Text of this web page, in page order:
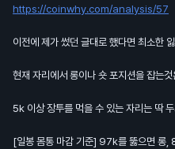
https://coinwhy.com/analysis/57
이전에 제가 썼던 글대로 했다면 최소한
현재 자리에서 롱이나 숏 포지션을 잡는
5k 이상 장투를 먹을 수 있는 자리는 딱
[일봉 몸통 마감 기준] 97k를 뚫으면 롱,